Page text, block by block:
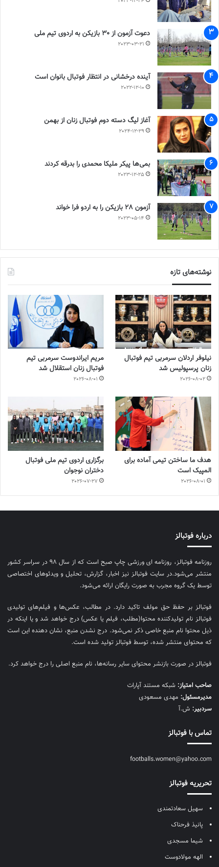
دعوت آزمون از 30 بازیکن به اردوی تیم ملی
2023-03-21
آینده درخشانی در انتظار فوتبال بانوان است
2022-12-10
آغاز لیگ دسته دوم فوتبال زنان از بهمن
2024-12-29
بمی‌ها پیکر ملیکا محمدی را بدرقه کردند
2023-12-25
آزمون 28 بازیکن را به اردو فرا خواند
2023-05-14
نوشته‌های تازه
نیلوفر اردلان سرمربی تیم فوتبال
زنان پرسپولیس شد
2026-08-02
مریم ایراندوست سرمربی تیم
فوتبال زنان استقلال شد
2026-08-01
هدف ما ساختن تیمی آماده برای
المپیک است
2026-08-01
برگزاری اردوی تیم ملی فوتبال
دختران نوجوان
2026-07-27
درباره فوتبالز
روزنامه فوتبالز، روزنامه ای ورزشی چاپ صبح است که از سال ۹۸ در سراسر کشور
منتشر می‌شود.در سایت فوتبالز نیز اخبار، گزارش، تحلیل و ویدئوهای اختصاصی
توسط یک گروه مجرب به صورت رایگان ارائه می‌شود.
فوتبالز بر حفظ حق مولف تاکید دارد. در مطالب، عکس‌ها و فیلم‌های تولیدی
فوتبالز نام تولیدکننده محتوا(مطلب، فیلم یا عکس) درج خواهد شد و یا اینکه در
ذیل محتوا نام منبع خاصی ذکر نمی‌‎شود. درج نشدن منبع، نشان دهنده این است
که محتوای منتشر شده، توسط فوتبالز تولید شده است.
فوتبالز در صورت بازنشر محتوای سایر رسانه‌ها، نام منبع اصلی را درج خواهد کرد.
صاحب امتیاز: شبکه مستند آپارات
مديرمسئول: مهدی مسعودی
سردبیر: ش.آ
تماس با فوتبالز
footballs.women@yahoo.com
تحریریه فوتبالز
سهیل سعادتمندی
پانیذ فرحناک
شیما مسجدی
الهه مولادوست